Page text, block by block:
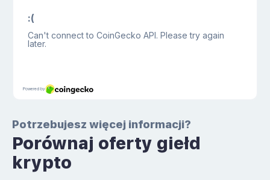
Potrzebujesz więcej informacji?
Porównaj oferty giełd
krypto